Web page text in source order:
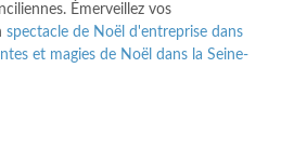
Émerveillez vos
spectacle de Noël d'entreprise dans
et magies de Noël dans la Seine-